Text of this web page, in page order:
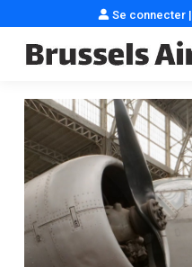
Se connecter|